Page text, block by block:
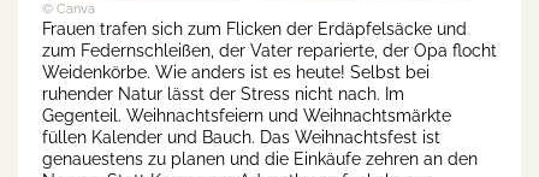
© Canva
Frauen trafen sich zum Flicken der Erdäpfelsäcke und
zum Federnschleißen, der Vater reparierte, der Opa flocht
Weidenkörbe. Wie anders ist es heute! Selbst bei
ruhender Natur lässt der Stress nicht nach. Im
Gegenteil. Weihnachtsfeiern und Weihnachtsmärkte
füllen Kalender und Bauch. Das Weihnachtsfest ist
genauestens zu planen und die Einkäufe zehren an den